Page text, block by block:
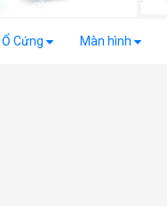
Ổ Cứng Màn hình